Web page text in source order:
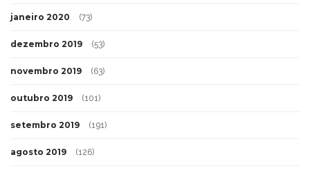
janeiro 2020 (73)
dezembro 2019 (53)
novembro 2019 (63)
outubro 2019 (101)
setembro 2019 (191)
agosto 2019 (126)